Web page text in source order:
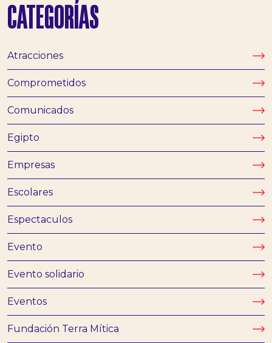
CATEGORÍAS
Atracciones
Comprometidos
Comunicados
Egipto
Empresas
Escolares
Espectaculos
Evento
Evento solidario
Eventos
Fundación Terra Mítica